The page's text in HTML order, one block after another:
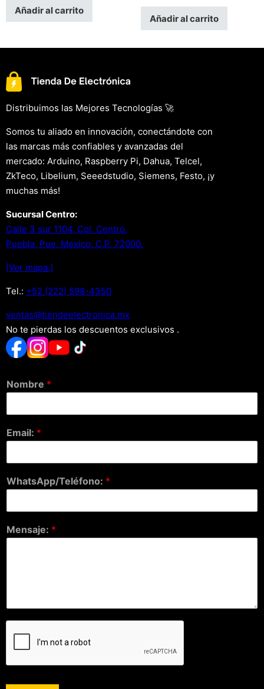
Añadir al carrito
Añadir al carrito
Distribuimos las Mejores Tecnologías 🚀
Somos tu aliado en innovación, conectándote con
las marcas más confiables y avanzadas del
mercado: Arduino, Raspberry Pi, Dahua, Telcel,
ZkTeco, Libelium, Seeedstudio, Siemens, Festo, ¡y
muchas más!
Sucursal Centro:
Calle 3 sur 1104, Col. Centro.
Puebla, Pue. Mexico. C.P. 72000.
[Ver mapa.]
Tel.: +52 (222) 598-4350
xm.acinortceleedneit@satnev
No te pierdas los descuentos exclusivos .
Nombre *
Email: *
WhatsApp/Teléfono: *
Mensaje: *